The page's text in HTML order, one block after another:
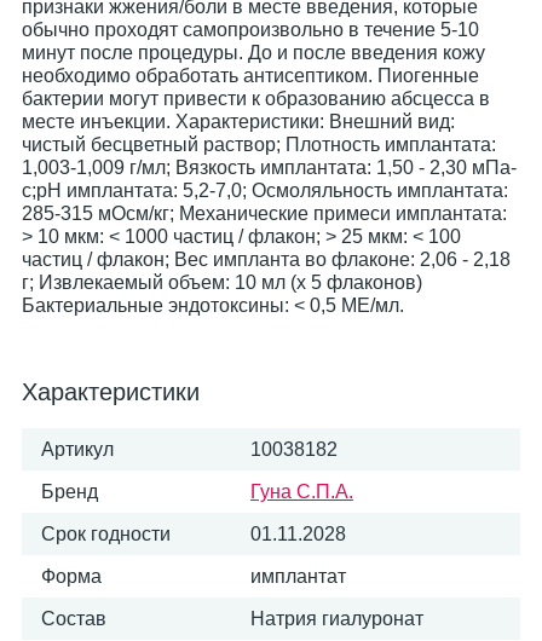
признаки жжения/боли в месте введения, которые
обычно проходят самопроизвольно в течение 5-10
минут после процедуры. До и после введения кожу
необходимо обработать антисептиком. Пиогенные
бактерии могут привести к образованию абсцесса в
месте инъекции. Характеристики: Внешний вид:
чистый бесцветный раствор; Плотность имплантата:
1,003-1,009 г/мл; Вязкость имплантата: 1,50 - 2,30 мПа-
с;pH имплантата: 5,2-7,0; Осмоляльность имплантата:
285-315 мОсм/кг; Механические примеси имплантата:
> 10 мкм: < 1000 частиц / флакон; > 25 мкм: < 100
частиц / флакон; Вес импланта во флаконе: 2,06 - 2,18
г; Извлекаемый объем: 10 мл (x 5 флаконов)
Бактериальные эндотоксины: < 0,5 МЕ/мл.
Характеристики
Артикул 10038182
Бренд Гуна С.П.А.
Срок годности 01.11.2028
Форма имплантат
Состав Натрия гиалуронат